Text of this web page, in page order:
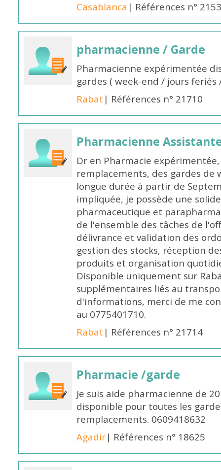
Casablanca | Références n°
pharmacienne / Garde
Pharmacienne expérimentée
gardes ( week-end / jours
Rabat | Références n° 21710
Pharmacienne
Dr en Pharmacie
remplacements, des gardes de
longue durée à partir de
impliquée, je possède une
pharmaceutique et
de l'ensemble des tâches de
délivrance et validation des
gestion des stocks, réception
produits et organisation
Disponible uniquement sur
supplémentaires liés au
d'informations, merci de me
au 0775401710.
Rabat | Références n° 21714
Pharmacie /garde
Je suis aide pharmacienne de
disponible pour toutes les
remplacements. 0609418632
Agadir| Références n° 18625